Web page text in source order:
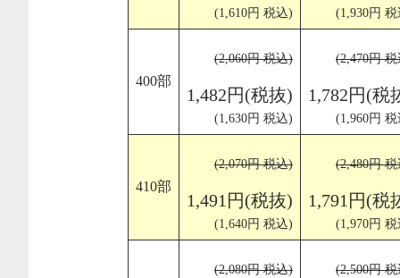
(1,610円 税込) (1,930円
400部
(2,060円 税込)
1,482円(税抜)
(1,630円 税込)
(2,470円
1,782円(税
(1,960円
410部
(2,070円 税込)
1,491円(税抜)
(1,640円 税込)
(2,480円
1,791円(税
(1,970円
(2,080円 税込) (2,500円